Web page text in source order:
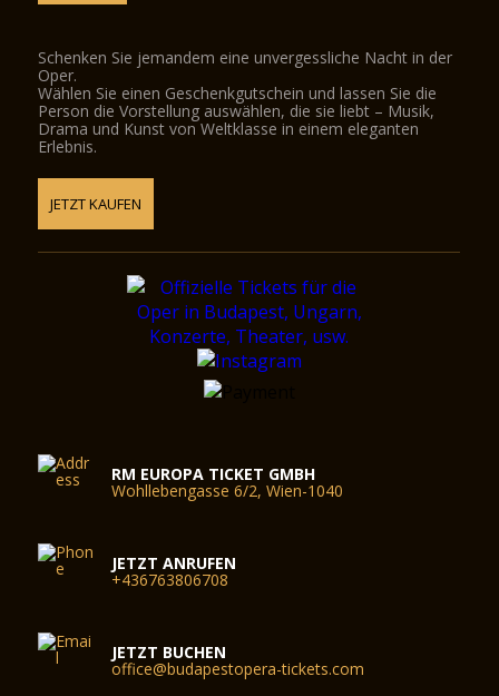
Schenken Sie jemandem eine unvergessliche Nacht in der
Oper.
Wählen Sie einen Geschenkgutschein und lassen Sie die
Person die Vorstellung auswählen, die sie liebt – Musik,
Drama und Kunst von Weltklasse in einem eleganten
Erlebnis.
JETZT KAUFEN
RM EUROPA TICKET GMBH
Wohllebengasse 6/2, Wien-1040
JETZT ANRUFEN
+436763806708
JETZT BUCHEN
office@budapestopera-tickets.com